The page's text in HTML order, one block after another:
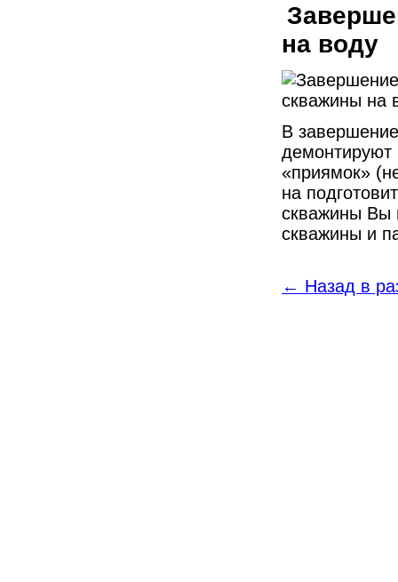
на воду
В
демонтируют
«приямок»
на
скважины Вы
скважины и
← Назад в